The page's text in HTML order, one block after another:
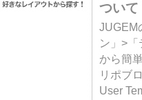
ついて
JUGEM
ン」>
から簡
リポブ
User